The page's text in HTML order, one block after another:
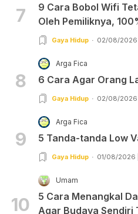
7
9 Cara Bobol Wifi
Oleh Pemiliknya,
Gaya Hidup 02/08/2026
8
Arga Fica
6 Cara Agar Orang
Gaya Hidup 02/08/2026
9
Arga Fica
5 Tanda-tanda Low
Gaya Hidup 01/08/2026
10
Umam
5 Cara Menangkal
Agar Budaya Sendiri